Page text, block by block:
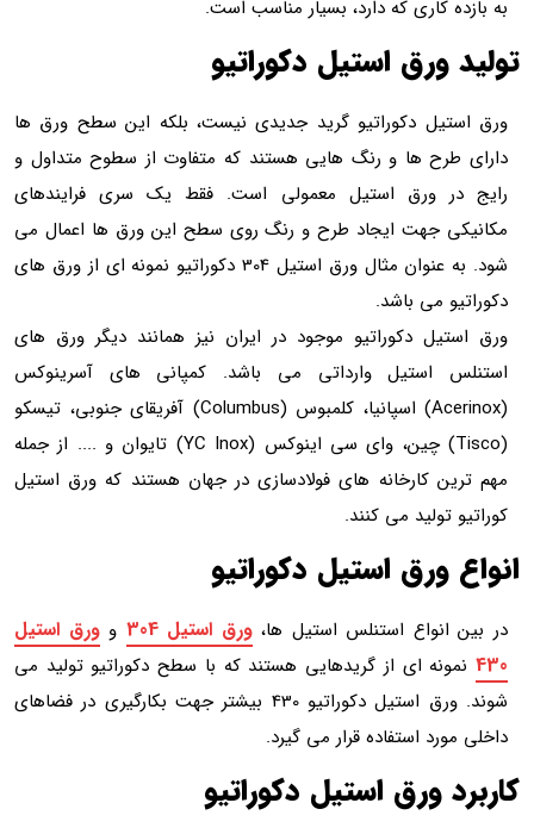
به بازده کاری که دارد، بسیار مناسب است.
تولید ورق استیل دکوراتیو
ورق استیل دکوراتیو گرید جدیدی نیست، بلکه این سطح ورق ها
دارای طرح ها و رنگ هایی هستند که متفاوت از سطوح متداول و
رایج در ورق استیل معمولی است. فقط یک سری فرایندهای
مکانیکی جهت ایجاد طرح و رنگ روی سطح این ورق ها اعمال می
شود. به عنوان مثال ورق استیل 304 دکوراتیو نمونه ای از ورق های
دکوراتیو می باشد.
ورق استیل دکوراتیو موجود در ایران نیز همانند دیگر ورق های
استنلس استیل وارداتی می باشد. کمپانی های آسرینوکس
(Acerinox) اسپانیا، کلمبوس (Columbus) آفریقای جنوبی، تیسکو
(Tisco) چین، وای سی اینوکس (YC Inox) تایوان و .... از جمله
مهم ترین کارخانه های فولادسازی در جهان هستند که ورق استیل
کوراتیو تولید می کنند.
انواع ورق استیل دکوراتیو
در بین انواع استنلس استیل ها،ورق استیل 304 وورق استیل
430 نمونه ای از گریدهایی هستند که با سطح دکوراتیو تولید می
شوند. ورق استیل دکوراتیو 430 بیشتر جهت بکارگیری در فضاهای
داخلی مورد استفاده قرار می گیرد.
کاربرد ورق استیل دکوراتیو